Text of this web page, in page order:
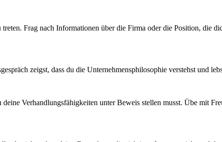
Frag nach Informationen über die Firma oder die Position, die
zeigst, dass du die Unternehmensphilosophie verstehst und
Verhandlungsfähigkeiten unter Beweis stellen musst. Übe mit